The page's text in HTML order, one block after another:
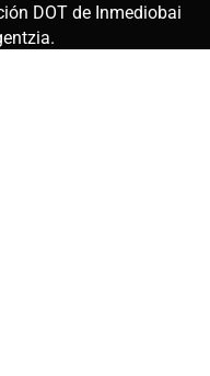
DOT de Inmediobai
.